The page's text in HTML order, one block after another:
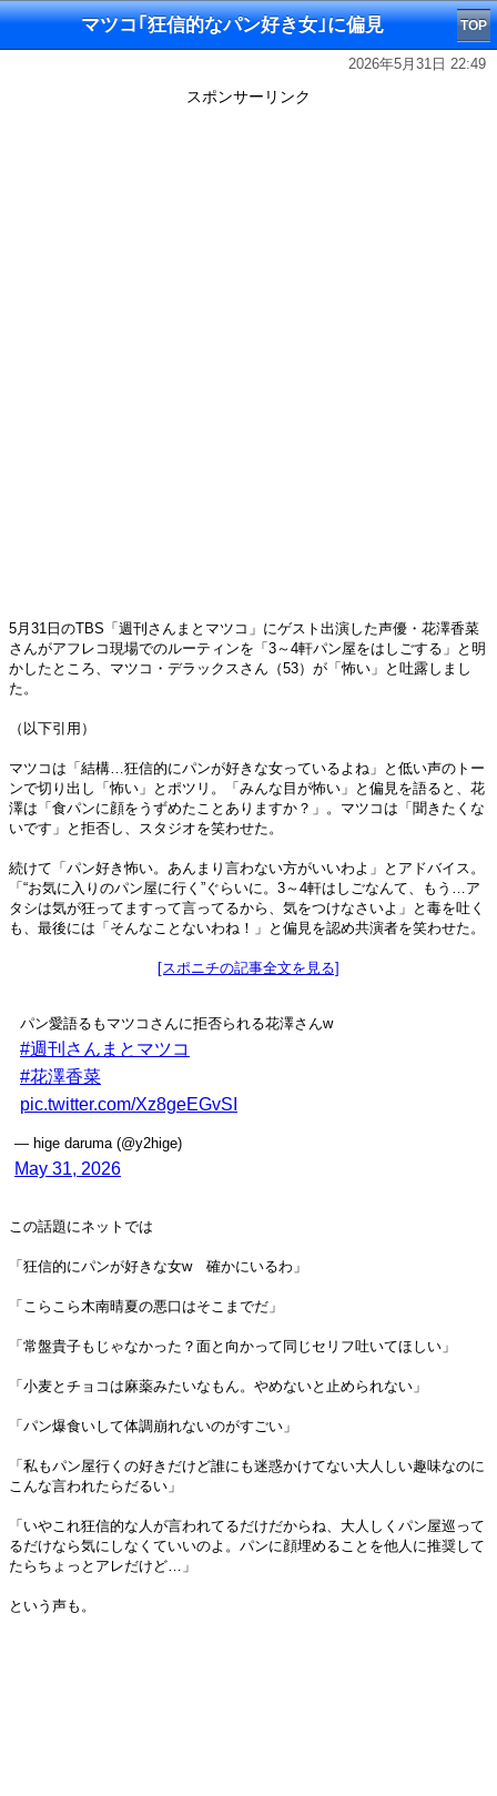
マツコ｢狂信的なパン好き女｣に偏見 TOP
2026年5月31日 22:49
スポンサーリンク
5月31日のTBS「週刊さんまとマツコ」にゲスト出演した声優・花澤香菜
さんがアフレコ現場でのルーティンを「3～4軒パン屋をはしごする」と明
かしたところ、マツコ・デラックスさん（53）が「怖い」と吐露しまし
た。
（以下引用）
マツコは「結構…狂信的にパンが好きな女っているよね」と低い声のトー
ンで切り出し「怖い」とポツリ。「みんな目が怖い」と偏見を語ると、花
澤は「食パンに顔をうずめたことありますか？」。マツコは「聞きたくな
いです」と拒否し、スタジオを笑わせた。
続けて「パン好き怖い。あんまり言わない方がいいわよ」とアドバイス。
「“お気に入りのパン屋に行く”ぐらいに。3～4軒はしごなんて、もう…ア
タシは気が狂ってますって言ってるから、気をつけなさいよ」と毒を吐く
も、最後には「そんなことないわね！」と偏見を認め共演者を笑わせた。
[スポニチの記事全文を見る]
パン愛語るもマツコさんに拒否られる花澤さんw
#週刊さんまとマツコ
#花澤香菜
pic.twitter.com/Xz8geEGvSI
— hige daruma (@y2hige)
May 31, 2026
この話題にネットでは
「狂信的にパンが好きな女w 確かにいるわ」
「こらこら木南晴夏の悪口はそこまでだ」
「常盤貴子もじゃなかった？面と向かって同じセリフ吐いてほしい」
「小麦とチョコは麻薬みたいなもん。やめないと止められない」
「パン爆食いして体調崩れないのがすごい」
「私もパン屋行くの好きだけど誰にも迷惑かけてない大人しい趣味なのに
こんな言われたらだるい」
「いやこれ狂信的な人が言われてるだけだからね、大人しくパン屋巡って
るだけなら気にしなくていいのよ。パンに顔埋めることを他人に推奨して
たらちょっとアレだけど…」
という声も。